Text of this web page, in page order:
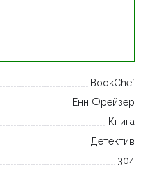
BookChef
Енн Фрейзер
Книга
Детектив
304